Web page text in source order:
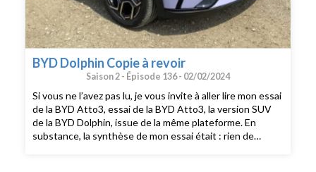
BYD Dolphin Copie à revoir
Saison 2 - Épisode 136 - 02/02/2024
Si vous ne l’avez pas lu, je vous invite à aller lire mon essai
de la BYD Atto3, essai de la BYD Atto3, la version SUV
de la BYD Dolphin, issue de la même plateforme. En
substance, la synthèse de mon essai était : rien de